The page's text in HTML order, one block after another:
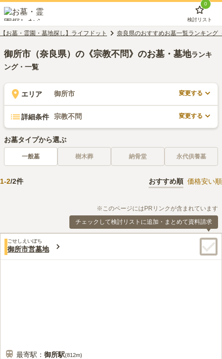
0
検討リスト
【お墓・霊園・墓地探し】ライフドット 奈良県のおすすめお墓一覧ランキング
御所市（奈良県）の《宗教不問》のお墓・墓地ランキ
ング・一覧
エリア 御所市 変更する
詳細条件 宗教不問 変更する
お墓タイプから選ぶ
一般墓 樹木葬 納骨堂 永代供養墓
1-2/2件 おすすめ順 価格安い順
※このページにはPRリンクが含まれています
チェックして検討リストに追加・まとめて資料請求
ごせしえいぼち
御所市営墓地
最寄駅： 御所駅(812m)